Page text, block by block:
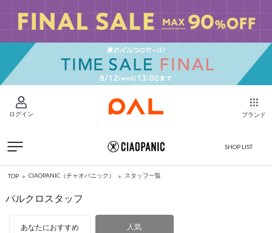
ログイン ブランド
SHOP LIST
TOP CIAOPANIC（チャオパニック） スタッフ一覧
パルクロスタッフ
あなたにおすすめ 人気